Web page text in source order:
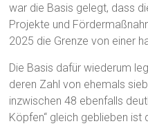
war die Basis gelegt, dass
Projekte und
2025 die Grenze von einer
Die Basis dafür wiederum
deren Zahl von ehemals
inzwischen 48 ebenfalls
Köpfen“ gleich geblieben